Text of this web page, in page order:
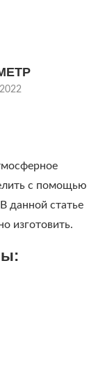
с помощью
данной статье
изготовить.